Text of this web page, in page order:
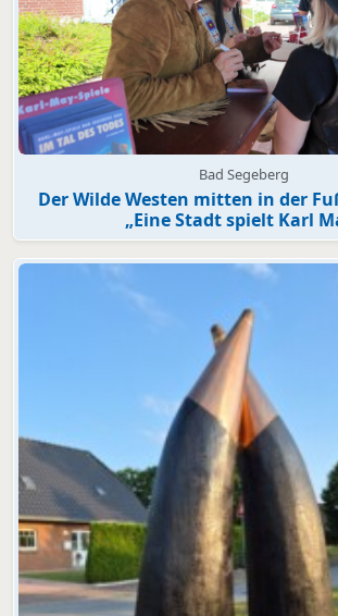
Bad Segeberg
Der Wilde Westen mitten in der
„Eine Stadt spielt Karl